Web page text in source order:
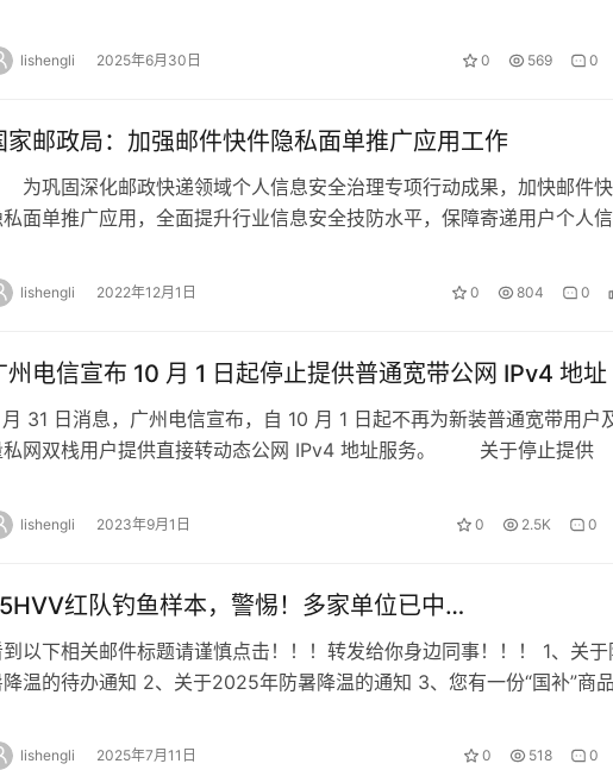
lishengli 2025年6月30日 0 569 0
家邮政局：加强邮件快件隐私面单推广应用工作
巩固深化邮政快递领域个人信息安全治理专项行动成果，加快邮件
私面单推广应用，全面提升行业信息安全技防水平，保障寄递用户个人信
lishengli 2022年12月1日 0 804 0
州电信宣布 10 月 1 日起停止提供普通宽带公网 IPv4 地址
31 日消息，广州电信宣布，自 10 月 1 日起不再为新装普通宽带用户
私网双栈用户提供直接转动态公网 IPv4 地址服务。 关于停止
lishengli 2023年9月1日 0 2.5K 0
红队钓鱼样本，警惕！多家单位已中…
以下相关邮件标题请谨慎点击！！！转发给你身边同事！！！ 1、关于
温的待办通知 2、关于2025年防暑降温的通知 3、您有一份“国补”商
lishengli 2025年7月11日 0 518 0